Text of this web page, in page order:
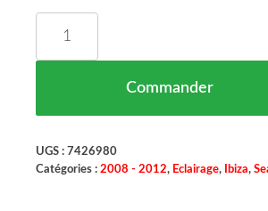
Commander
UGS : 7426980
Catégories : 2008 - 2012, Eclairage, Ibiza,